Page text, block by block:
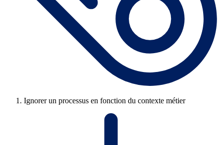
Ignorer un processus en fonction du contexte métier